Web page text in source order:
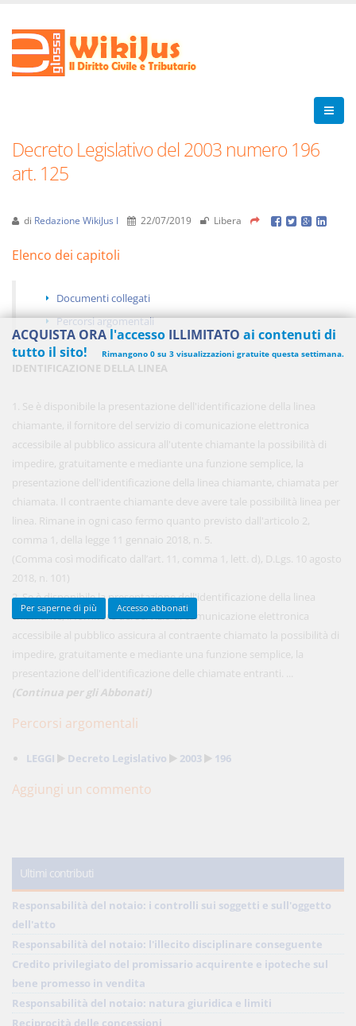
Decreto Legislativo del 2003 numero 196
art. 125
di Redazione WikiJus I 22/07/2019 Libera
Elenco dei capitoli
Documenti collegati
Percorsi argomentali
IDENTIFICAZIONE DELLA LINEA
1. Se è disponibile la presentazione dell'identificazione della linea
chiamante, il fornitore del servizio di comunicazione elettronica
accessibile al pubblico assicura all'utente chiamante la possibilità di
impedire, gratuitamente e mediante una funzione semplice, la
presentazione dell'identificazione della linea chiamante, chiamata per
chiamata. Il contraente chiamante deve avere tale possibilità linea per
linea. Rimane in ogni caso fermo quanto previsto dall'articolo 2,
comma 1, della legge 11 gennaio 2018, n. 5.
(Comma così modificato dall’art. 11, comma 1, lett. d), D.Lgs. 10 agosto
2018, n. 101)
2. Se è disponibile la presentazione dell'identificazione della linea
chiamante, il fornitore del servizio di comunicazione elettronica
accessibile al pubblico assicura al contraente chiamato la possibilità di
impedire, gratuitamente e mediante una funzione semplice, la
presentazione dell'identificazione delle chiamate entranti. ...
(Continua per gli Abbonati)
Percorsi argomentali
LEGGI Decreto Legislativo 2003 196
Aggiungi un commento
Ultimi contributi
Responsabilità del notaio: i controlli sui soggetti e sull'oggetto
dell'atto
Responsabilità del notaio: l'illecito disciplinare conseguente
Credito privilegiato del promissario acquirente e ipoteche sul
bene promesso in vendita
Responsabilità del notaio: natura giuridica e limiti
Reciprocità delle concessioni
ACQUISTA ORA l'accesso ILLIMITATO ai contenuti di
tutto il sito!
Rimangono 0 su 3 visualizzazioni gratuite questa settimana.
450,00 € ANNUALI
anziché 570.00€ risparmi il 21%!
Acquista ora
Per saperne di più Accesso abbonati